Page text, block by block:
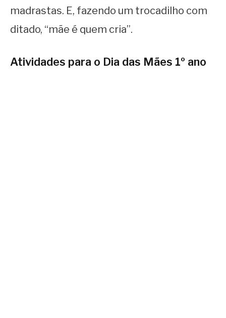
madrastas. E, fazendo um trocadilho com
ditado, “mãe é quem cria”.
Atividades para o Dia das Mães 1º ano